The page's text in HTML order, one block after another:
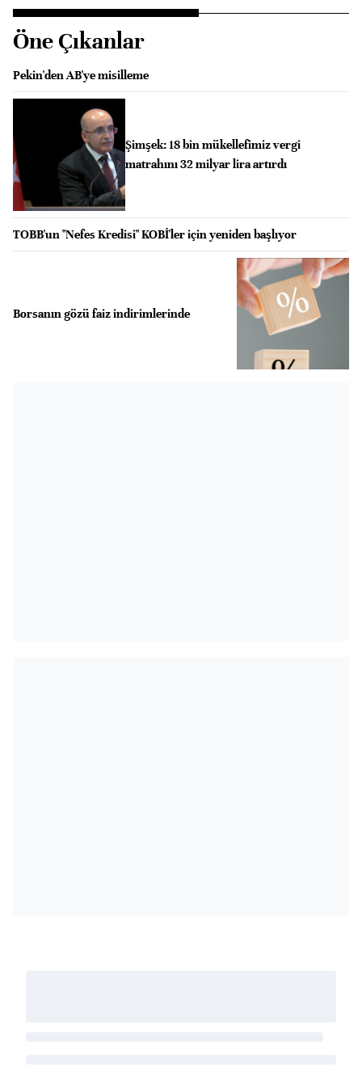
Öne Çıkanlar
Pekin'den AB'ye misilleme
Şimşek: 18 bin mükellefimiz vergi
matrahını 32 milyar lira artırdı
TOBB'un "Nefes Kredisi" KOBİ'ler için yeniden başlıyor
Borsanın gözü faiz indirimlerinde